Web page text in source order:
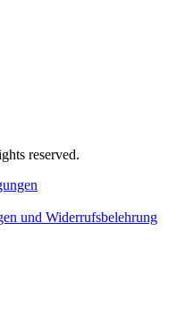
reserved.
und Widerrufsbelehrung